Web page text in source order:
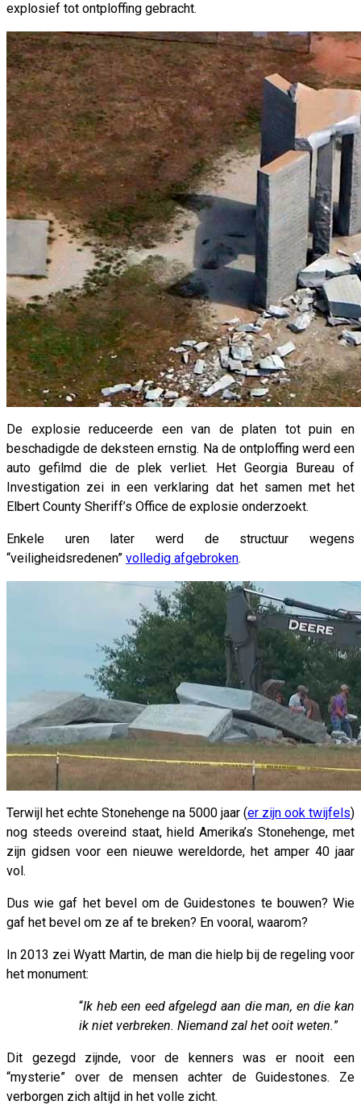
explosief tot ontploffing gebracht.
De explosie reduceerde een van de platen tot puin en
beschadigde de deksteen ernstig. Na de ontploffing werd een
auto gefilmd die de plek verliet. Het Georgia Bureau of
Investigation zei in een verklaring dat het samen met het
Elbert County Sheriff’s Office de explosie onderzoekt.
Enkele uren later werd de structuur wegens
“veiligheidsredenen” volledig afgebroken.
Terwijl het echte Stonehenge na 5000 jaar (er zijn ook twijfels)
nog steeds overeind staat, hield Amerika’s Stonehenge, met
zijn gidsen voor een nieuwe wereldorde, het amper 40 jaar
vol.
Dus wie gaf het bevel om de Guidestones te bouwen? Wie
gaf het bevel om ze af te breken? En vooral, waarom?
In 2013 zei Wyatt Martin, de man die hielp bij de regeling voor
het monument:
“Ik heb een eed afgelegd aan die man, en die kan
ik niet verbreken. Niemand zal het ooit weten.”
Dit gezegd zijnde, voor de kenners was er nooit een
“mysterie” over de mensen achter de Guidestones. Ze
verborgen zich altijd in het volle zicht.